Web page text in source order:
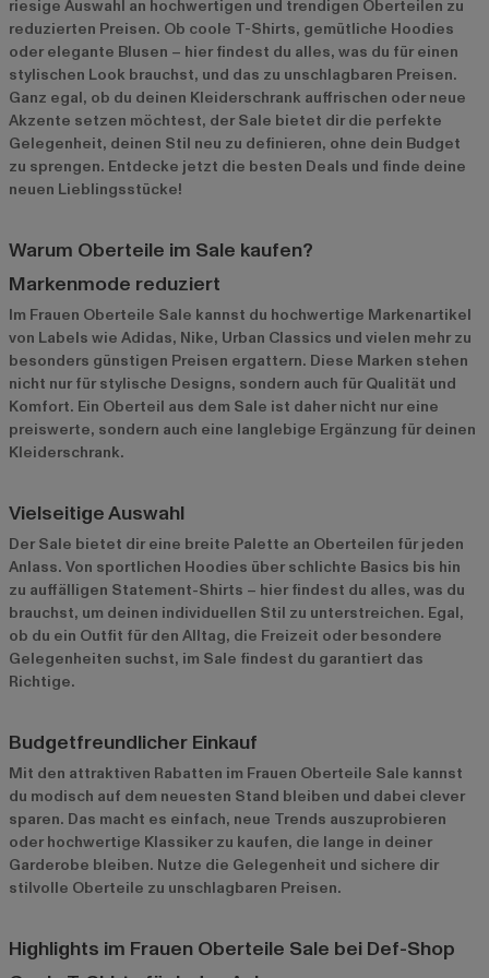
riesige Auswahl an hochwertigen und trendigen Oberteilen zu
reduzierten Preisen. Ob coole T-Shirts, gemütliche Hoodies
oder elegante Blusen – hier findest du alles, was du für einen
stylischen Look brauchst, und das zu unschlagbaren Preisen.
Ganz egal, ob du deinen Kleiderschrank auffrischen oder neue
Akzente setzen möchtest, der Sale bietet dir die perfekte
Gelegenheit, deinen Stil neu zu definieren, ohne dein Budget
zu sprengen. Entdecke jetzt die besten Deals und finde deine
neuen Lieblingsstücke!
Warum Oberteile im Sale kaufen?
Markenmode reduziert
Im Frauen Oberteile Sale kannst du hochwertige Markenartikel
von Labels wie Adidas, Nike, Urban Classics und vielen mehr zu
besonders günstigen Preisen ergattern. Diese Marken stehen
nicht nur für stylische Designs, sondern auch für Qualität und
Komfort. Ein Oberteil aus dem Sale ist daher nicht nur eine
preiswerte, sondern auch eine langlebige Ergänzung für deinen
Kleiderschrank.
Vielseitige Auswahl
Der Sale bietet dir eine breite Palette an Oberteilen für jeden
Anlass. Von sportlichen Hoodies über schlichte Basics bis hin
zu auffälligen Statement-Shirts – hier findest du alles, was du
brauchst, um deinen individuellen Stil zu unterstreichen. Egal,
ob du ein Outfit für den Alltag, die Freizeit oder besondere
Gelegenheiten suchst, im Sale findest du garantiert das
Richtige.
Budgetfreundlicher Einkauf
Mit den attraktiven Rabatten im Frauen Oberteile Sale kannst
du modisch auf dem neuesten Stand bleiben und dabei clever
sparen. Das macht es einfach, neue Trends auszuprobieren
oder hochwertige Klassiker zu kaufen, die lange in deiner
Garderobe bleiben. Nutze die Gelegenheit und sichere dir
stilvolle Oberteile zu unschlagbaren Preisen.
Highlights im Frauen Oberteile Sale bei Def-Shop